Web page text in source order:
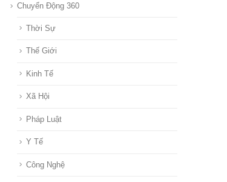
Chuyển Động 360
Thời Sự
Thế Giới
Kinh Tế
Xã Hội
Pháp Luật
Y Tế
Công Nghệ